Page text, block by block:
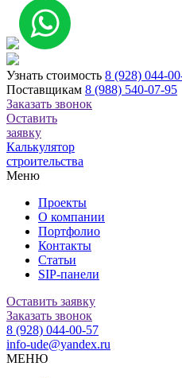
Узнать стоимость 8 (928) 044-
Поставщикам 8 (988) 540-07-95
Заказать звонок
Оставить
заявку
Калькулятор
строительства
Меню
Проекты
О компании
Портфолио
Контакты
Статьи
SIP-панели
Оставить заявку
Заказать звонок
8 (928) 044-00-57
info-ude@yandex.ru
МЕНЮ